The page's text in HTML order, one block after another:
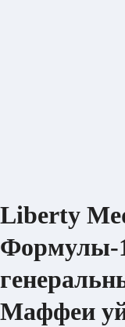
Liberty
Формулы-
Маффеи